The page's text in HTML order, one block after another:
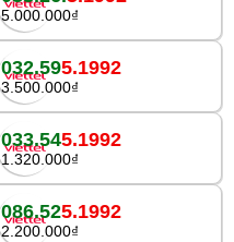
5.000.000₫
032.595.1992
3.500.000₫
033.545.1992
1.320.000₫
086.525.1992
2.200.000₫